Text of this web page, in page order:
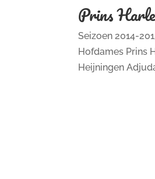
Prins
Seizoen 2014-
Hofdames Prins
Heijningen